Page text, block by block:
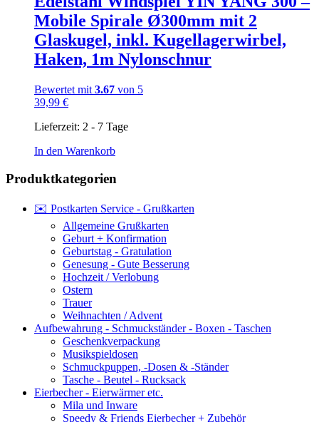
Mobile Spirale Ø300mm mit 2
Glaskugel, inkl. Kugellagerwirbel,
Haken, 1m Nylonschnur
Bewertet mit 3.67 von 5
39,99 €
Lieferzeit: 2 - 7 Tage
In den Warenkorb
Produktkategorien
✉️ Postkarten Service - Grußkarten
Allgemeine Grußkarten
Geburt + Konfirmation
Geburtstag - Gratulation
Genesung - Gute Besserung
Hochzeit / Verlobung
Ostern
Trauer
Weihnachten / Advent
Aufbewahrung - Schmuckständer - Boxen - Taschen
Geschenkverpackung
Musikspieldosen
Schmuckpuppen, -Dosen & -Ständer
Tasche - Beutel - Rucksack
Eierbecher - Eierwärmer etc.
Mila und Inware
Speedy & Friends Eierbecher + Zubehör